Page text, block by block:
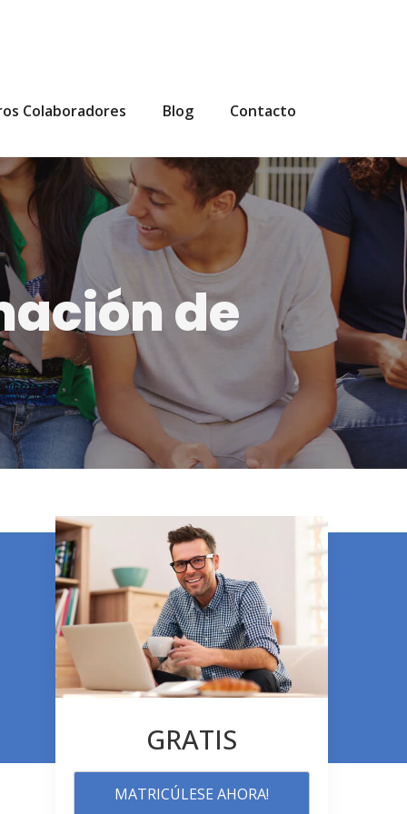
Colaboradores Blog Contacto
de
GRATIS
MATRICÚLESE AHORA!